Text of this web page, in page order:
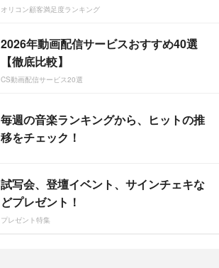
オリコン顧客満足度ランキング
2026年動画配信サービスおすすめ40選
【徹底比較】
CS動画配信サービス20選
毎週の音楽ランキングから、ヒットの推
移をチェック！
試写会、登壇イベント、サインチェキな
どプレゼント！
プレゼント特集